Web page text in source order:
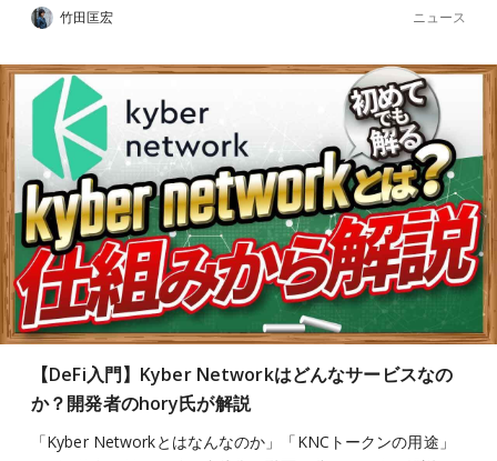
竹田匡宏 ニュース
【DeFi入門】Kyber Networkはどんなサービスなの
か？開発者のhory氏が解説
「Kyber Networkとはなんなのか」「KNCトークンの用途」